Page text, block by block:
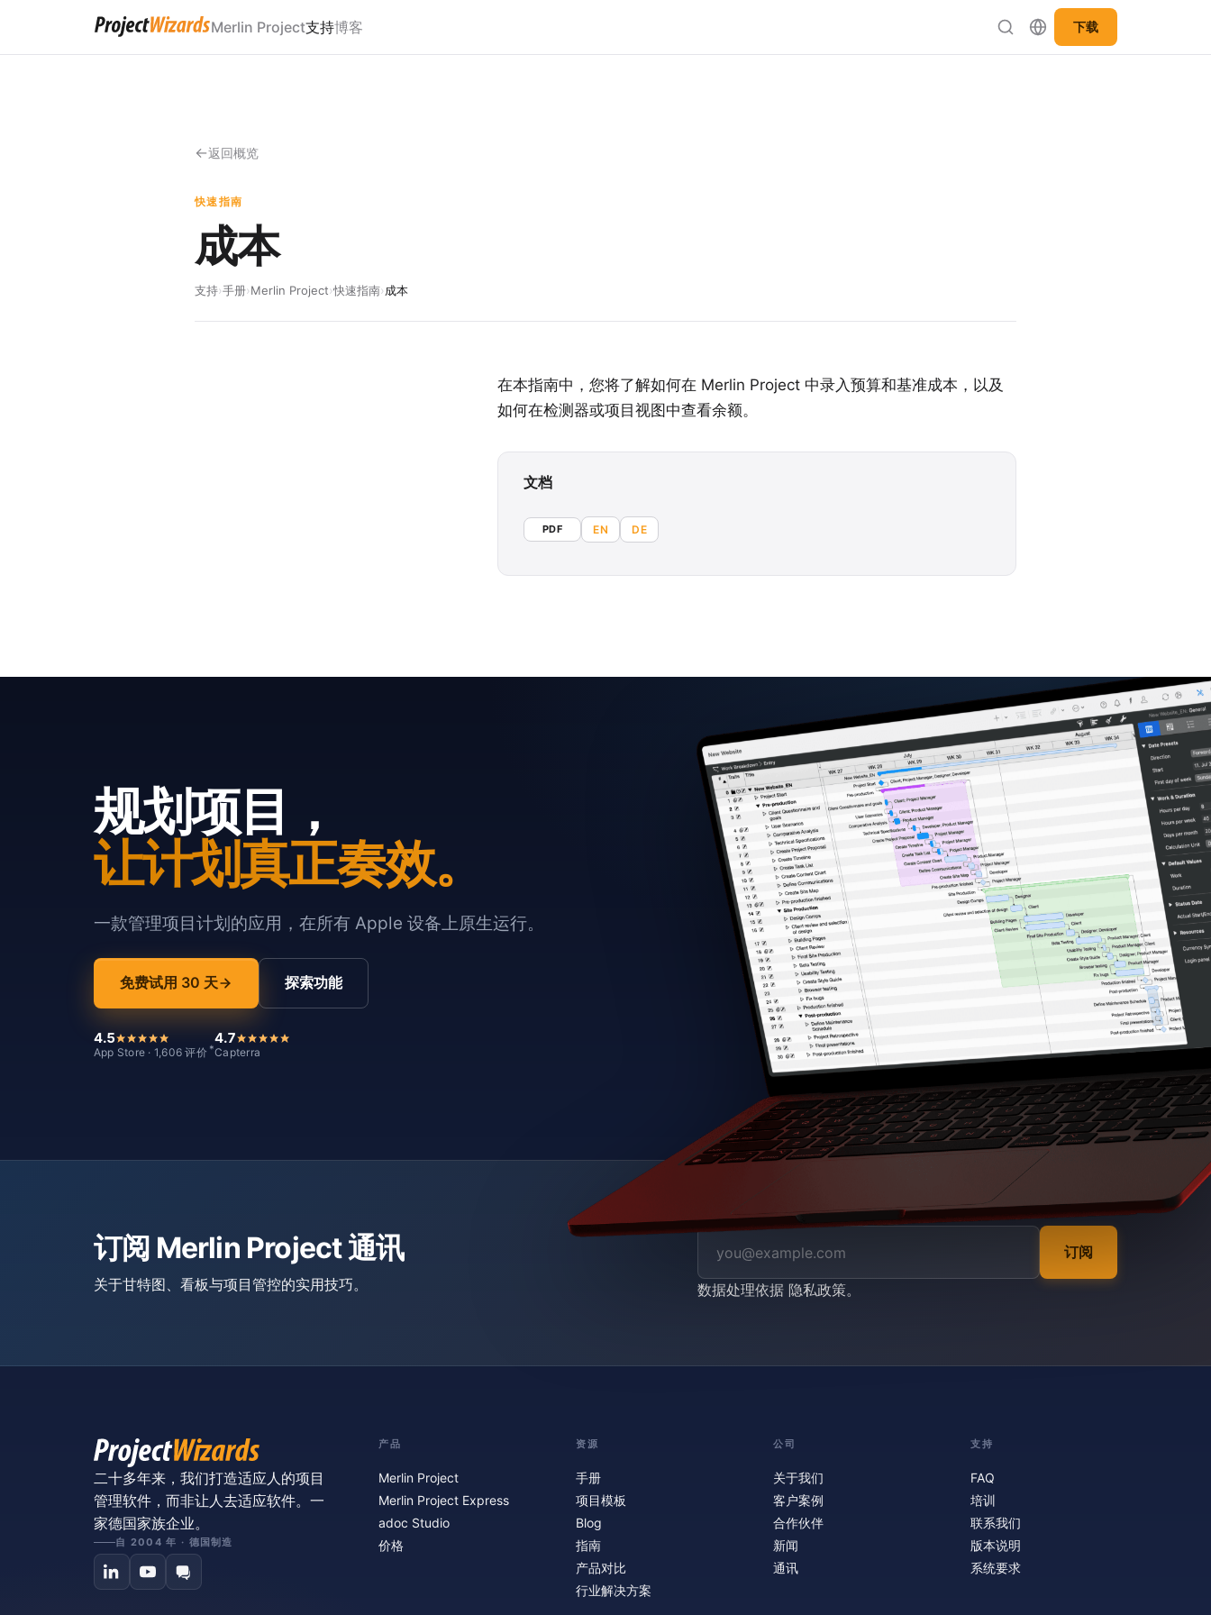
Merlin Project支持博客 下载
返回概览
快速指南
成本
支持›手册›Merlin Project›快速指南›成本
在本指南中，您将了解如何在 Merlin Project 中录入预算和基准成本，以及
如何在检测器或项目视图中查看余额。
文档
PDF EN DE
规划项目，
让计划真正奏效。
一款管理项目计划的应用，在所有 Apple 设备上原生运行。
免费试用 30 天 探索功能
4.5
App Store · 1,606 评价 *
4.7
Capterra
订阅 Merlin Project 通讯
关于甘特图、看板与项目管控的实用技巧。
订阅
数据处理依据 隐私政策。
二十多年来，我们打造适应人的项目
管理软件，而非让人去适应软件。一
家德国家族企业。
自 2004 年 · 德国制造
产品
Merlin Project
Merlin Project Express
adoc Studio
价格
资源
手册
项目模板
Blog
指南
产品对比
行业解决方案
公司
关于我们
客户案例
合作伙伴
新闻
通讯
支持
FAQ
培训
联系我们
版本说明
系统要求